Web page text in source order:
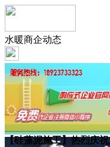
水暖商企动态
【硅藻泥施工】热烈庆